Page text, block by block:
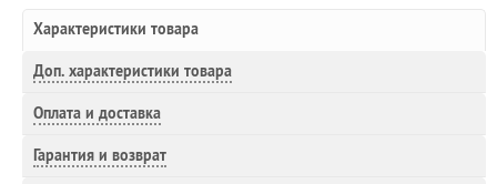
Характеристики товара
Доп. характеристики товара
Оплата и доставка
Гарантия и возврат